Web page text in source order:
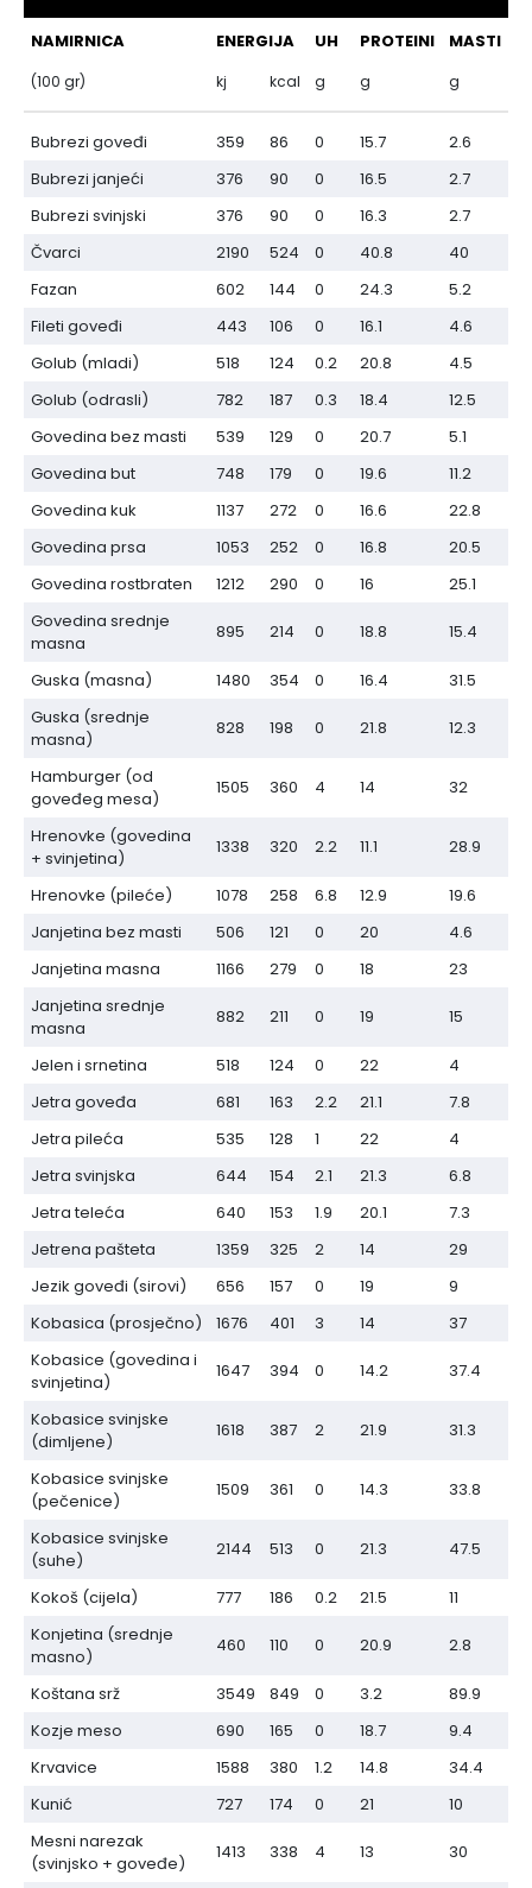
NAMIRNICA ENERGIJA UH PROTEINI MASTI
(100 gr) kj kcal g g g
Bubrezi goveđi 359 86 0 15.7
2.6
Bubrezi janjeći
376 90 0 16.5
2.7
Bubrezi svinjski
376 90 0 16.3
2.7
Čvarci
2190 524 0 40.8
40
Fazan
602 144 0 24.3
5.2
Fileti goveđi
443 106 0 16.1
4.6
Golub (mladi)
518 124 0.2 20.8
4.5
Golub (odrasli)
782 187 0.3 18.4
12.5
Govedina bez masti
539 129 0 20.7
5.1
Govedina but
748 179 0 19.6
11.2
Govedina kuk
1137 272 0 16.6
22.8
Govedina prsa
1053 252 0 16.8
20.5
Govedina rostbraten
1212 290 0 16
25.1
Govedina srednje
masna
895 214 0 18.8 15.4
Guska (masna) 1480 354 0 16.4
31.5
Guska (srednje
masna)
828 198 0 21.8 12.3
Hamburger (od
goveđeg mesa)
1505 360 4 14 32
Hrenovke (govedina
+ svinjetina)
1338 320 2.2 11.1 28.9
Hrenovke (pileće) 1078 258 6.8 12.9
19.6
Janjetina bez masti
506 121 0 20
4.6
Janjetina masna
1166 279 0 18
23
Janjetina srednje
masna
882 211 0 19 15
Jelen i srnetina 518 124 0 22
4
Jetra goveđa
681 163 2.2 21.1
7.8
Jetra pileća
535 128 1 22
4
Jetra svinjska
644 154 2.1 21.3
6.8
Jetra teleća
640 153 1.9 20.1
7.3
Jetrena pašteta
1359 325 2 14
29
Jezik goveđi (sirovi)
656 157 0 19
9
Kobasica (prosječno)
1676 401 3 14
37
Kobasice (govedina i
svinjetina)
1647 394 0 14.2 37.4
Kobasice svinjske
(dimljene)
1618 387 2 21.9 31.3
Kobasice svinjske
(pečenice)
1509 361 0 14.3 33.8
Kobasice svinjske
(suhe)
2144 513 0 21.3 47.5
Kokoš (cijela) 777 186 0.2 21.5
11
Konjetina (srednje
masno)
460 110 0 20.9 2.8
Koštana srž 3549 849 0 3.2
89.9
Kozje meso
690 165 0 18.7
9.4
Krvavice
1588 380 1.2 14.8
34.4
Kunić
727 174 0 21
10
Mesni narezak
(svinjsko + goveđe)
1413 338 4 13 30